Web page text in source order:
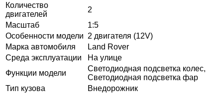
Количество
двигателей
2
Масштаб
1:5
Особенности модели 2 двигателя (12V)
Марка автомобиля
Land Rover
Среда эксплуатации
На улице
Функции модели
Светодиодная подсветка колес,
Светодиодная подсветка фар
Тип кузова
Внедорожник